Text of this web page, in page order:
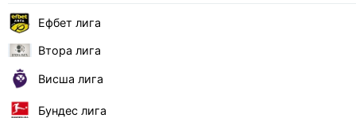
Ефбет лига
Втора лига
Висша лига
Бундес лига